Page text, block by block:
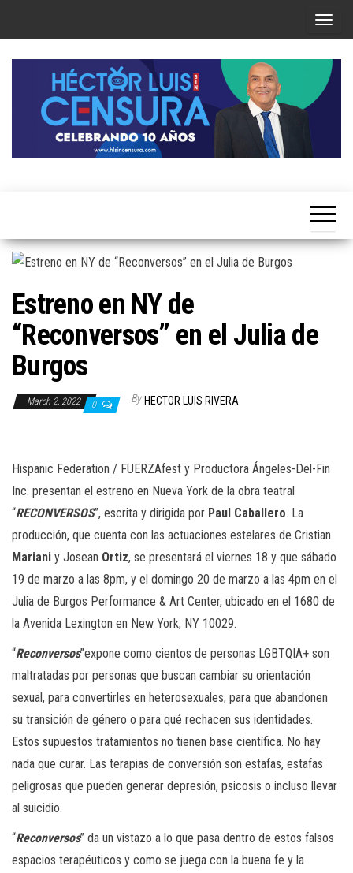
T
g
n
i
g
Estreno en NY de
“Reconversos” en el Julia de
Burgos
March 2, 2022 0 By HECTOR LUIS RIVERA
Hispanic Federation / FUERZAfest y Productora Ángeles-Del-Fin
Inc. presentan el estreno en Nueva York de la obra teatral
“RECONVERSOS”, escrita y dirigida por Paul Caballero. La
producción, que cuenta con las actuaciones estelares de Cristian
Mariani y Josean Ortiz, se presentará el viernes 18 y que sábado
19 de marzo a las 8pm, y el domingo 20 de marzo a las 4pm en el
Julia de Burgos Performance & Art Center, ubicado en el 1680 de
la Avenida Lexington en New York, NY 10029.
“Reconversos”expone como cientos de personas LGBTQIA+ son
maltratadas por personas que buscan cambiar su orientación
sexual, para convertirles en heterosexuales, para que abandonen
su transición de género o para qué rechacen sus identidades.
Estos supuestos tratamientos no tienen base científica. No hay
nada que curar. Las terapias de conversión son estafas, estafas
peligrosas que pueden generar depresión, psicosis o incluso llevar
al suicidio.
“Reconversos” da un vistazo a lo que pasa dentro de estos falsos
espacios terapéuticos y como se juega con la buena fe y la